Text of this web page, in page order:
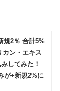
規2％ 合計5%
カン・エキス
してみた！
が+新規2%に